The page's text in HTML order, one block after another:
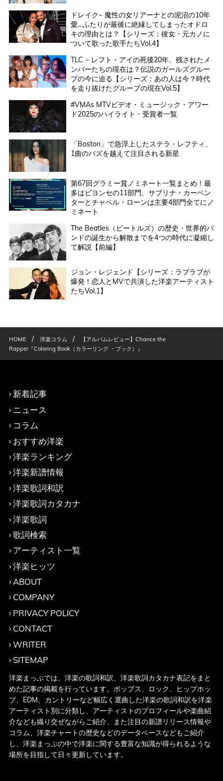
ドレイク− 魔性の女リアーナとの泥沼の10年
愛…ふたりが最後に絶縁してしまったオドロ
キの理由とは？【シリーズ：彼女・元カノに
ついて歌った歌手たちVol.4】
TLC − レフト・アイの死後20年、残されたメ
ンバーたちの現在は？伝説のガールズグルー
プの今に迫る【シリーズ：あの人は今？時代
を走り抜けたグループの現在Vol.5】
#VMAs MTVビデオ・ミュージック・アワー
ド2025のハイライト・受賞者一覧
「Boston」で急浮上したステラ・レフティ、
1曲のバズを越えて注目される新星
第67回グラミー賞ノミネート一覧まとめ！最
多はビヨンセの11部門、サブリナ・カーペン
ターとチャペル・ローンは主要4部門全てにノ
ミネート
The Beatles（ビートルズ）の歴史・世界的バ
ンドの誕生から解散までを4つの時代に凝縮し
て解説【前編】
ジョン・レジェンド【シリーズ：ラブラブが
爆発！恋人とMVで共演した洋楽アーティスト
たちVol.1】
HOME / 洋楽コラム /
【アルバムレビュー】Chance the
Rapper『Coloring Book（カラーリング ・ブック）』
新着記事
ニュース
コラム
おすすめ洋楽
洋楽ランキング
洋楽新譜情報
洋楽歌詞和訳
洋楽歌詞カタカナ
洋楽歌詞
歌詞検索
アーティスト一覧
洋楽ヒッツ
ABOUT
COMPANY
PRIVACY POLICY
CONTACT
WRITER
SITEMAP
洋楽まっぷでは、洋楽の歌詞和訳、洋楽歌詞カタカナ表記をまと
めた記事の掲載を行っています。ポップス、ロック、ヒップホッ
プ、EDM、カントリーなど幅広く選曲した洋楽の歌詞和訳を洋楽
アーティスト別に分類し、アーティストのプロフィールや楽曲紹
介なども織り交ぜながらご紹介、また注目の新譜リリース情報や
コラム、洋楽チャートの歴史などのデータベースなどもご紹介
し、洋楽まっぷの中で洋楽に関する豊富な知識が得られるような
場所を目指して日々更新しています。